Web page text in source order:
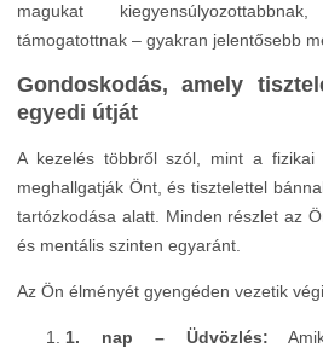
magukat
támogatottnak – gyakran jelentősebb
Gondoskodás, amely
egyedi útját
A kezelés többről szól, mint a fizikai
meghallgatják Önt, és tisztelettel
tartózkodása alatt. Minden részlet az
és mentális szinten egyaránt.
Az Ön élményét gyengéden vezetik
1. nap – Üdvözlés: